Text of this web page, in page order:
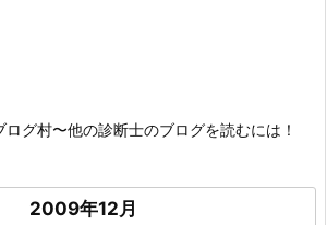
ログ村〜他の診断士のブログを読むには！
2009年12月